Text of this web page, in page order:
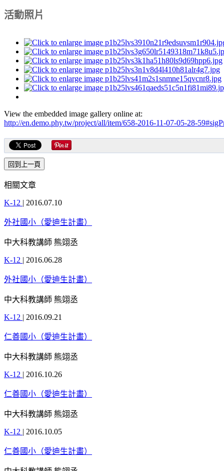
活動照片
View the embedded image gallery online at:
http://en.demo.phy.tw/project/all/item/658-2016-11-07-05-28-
相關文章
K-12 | 2016.07.10
外社國小（愛迪生計畫）
中大科教講師 熊翊丞
K-12 | 2016.06.28
外社國小（愛迪生計畫）
中大科教講師 熊翊丞
K-12 | 2016.09.21
仁善國小（愛迪生計畫）
中大科教講師 熊翊丞
K-12 | 2016.10.26
仁善國小（愛迪生計畫）
中大科教講師 熊翊丞
K-12 | 2016.10.05
仁善國小（愛迪生計畫）